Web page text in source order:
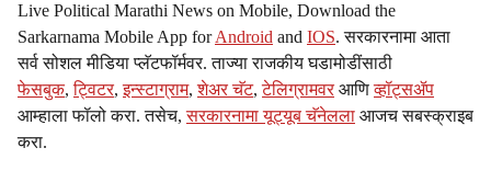
Live Political Marathi News on Mobile, Download the
Sarkarnama Mobile App forAndroid and IOS. सरकारनामा आता
सर्व सोशल मीडिया प्लॅटफॉर्मवर. ताज्या राजकीय घडामोडींसाठी
फेसबुक,ट्विटर,इन्स्टाग्राम,शेअर चॅट,टेलिग्रामवर आणिव्हॉट्सॲप
आम्हाला फॉलो करा. तसेच,सरकारनामा यूट्यूब चॅनेलला आजच सबस्क्राइब
करा.